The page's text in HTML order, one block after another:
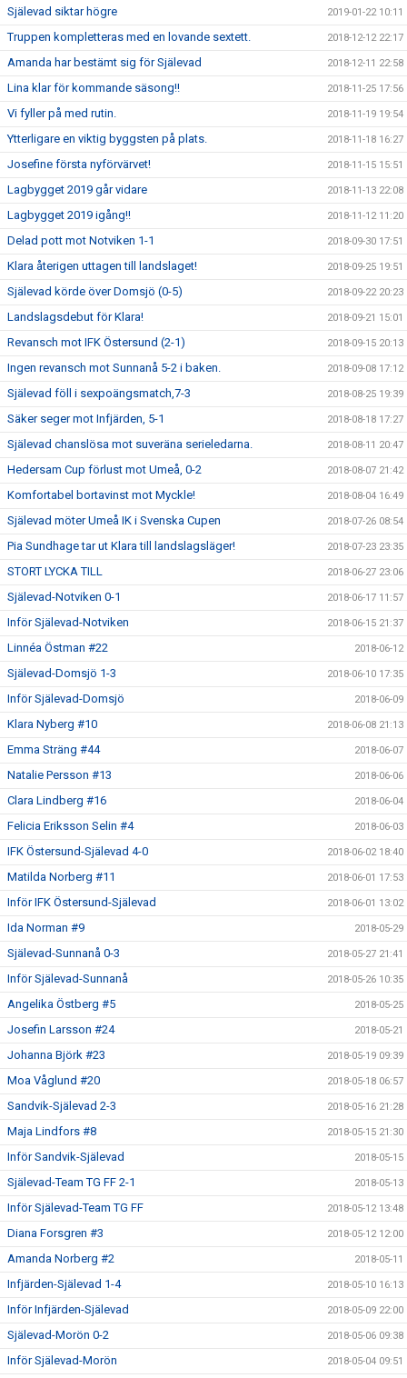
Själevad siktar högre 2019-01-22 10:11
Truppen kompletteras med en lovande sextett. 2018-12-12 22:17
Amanda har bestämt sig för Själevad 2018-12-11 22:58
Lina klar för kommande säsong!! 2018-11-25 17:56
Vi fyller på med rutin. 2018-11-19 19:54
Ytterligare en viktig byggsten på plats. 2018-11-18 16:27
Josefine första nyförvärvet! 2018-11-15 15:51
Lagbygget 2019 går vidare 2018-11-13 22:08
Lagbygget 2019 igång!! 2018-11-12 11:20
Delad pott mot Notviken 1-1 2018-09-30 17:51
Klara återigen uttagen till landslaget! 2018-09-25 19:51
Själevad körde över Domsjö (0-5) 2018-09-22 20:23
Landslagsdebut för Klara! 2018-09-21 15:01
Revansch mot IFK Östersund (2-1) 2018-09-15 20:13
Ingen revansch mot Sunnanå 5-2 i baken. 2018-09-08 17:12
Själevad föll i sexpoängsmatch,7-3 2018-08-25 19:39
Säker seger mot Infjärden, 5-1 2018-08-18 17:27
Själevad chanslösa mot suveräna serieledarna. 2018-08-11 20:47
Hedersam Cup förlust mot Umeå, 0-2 2018-08-07 21:42
Komfortabel bortavinst mot Myckle! 2018-08-04 16:49
Själevad möter Umeå IK i Svenska Cupen 2018-07-26 08:54
Pia Sundhage tar ut Klara till landslagsläger! 2018-07-23 23:35
STORT LYCKA TILL 2018-06-27 23:06
Själevad-Notviken 0-1 2018-06-17 11:57
Inför Själevad-Notviken 2018-06-15 21:37
Linnéa Östman #22 2018-06-12
Själevad-Domsjö 1-3 2018-06-10 17:35
Inför Själevad-Domsjö 2018-06-09
Klara Nyberg #10 2018-06-08 21:13
Emma Sträng #44 2018-06-07
Natalie Persson #13 2018-06-06
Clara Lindberg #16 2018-06-04
Felicia Eriksson Selin #4 2018-06-03
IFK Östersund-Själevad 4-0 2018-06-02 18:40
Matilda Norberg #11 2018-06-01 17:53
Inför IFK Östersund-Själevad 2018-06-01 13:02
Ida Norman #9 2018-05-29
Själevad-Sunnanå 0-3 2018-05-27 21:41
Inför Själevad-Sunnanå 2018-05-26 10:35
Angelika Östberg #5 2018-05-25
Josefin Larsson #24 2018-05-21
Johanna Björk #23 2018-05-19 09:39
Moa Våglund #20 2018-05-18 06:57
Sandvik-Själevad 2-3 2018-05-16 21:28
Maja Lindfors #8 2018-05-15 21:30
Inför Sandvik-Själevad 2018-05-15
Själevad-Team TG FF 2-1 2018-05-13
Inför Själevad-Team TG FF 2018-05-12 13:48
Diana Forsgren #3 2018-05-12 12:00
Amanda Norberg #2 2018-05-11
Infjärden-Själevad 1-4 2018-05-10 16:13
Inför Infjärden-Själevad 2018-05-09 22:00
Själevad-Morön 0-2 2018-05-06 09:38
Inför Själevad-Morön 2018-05-04 09:51